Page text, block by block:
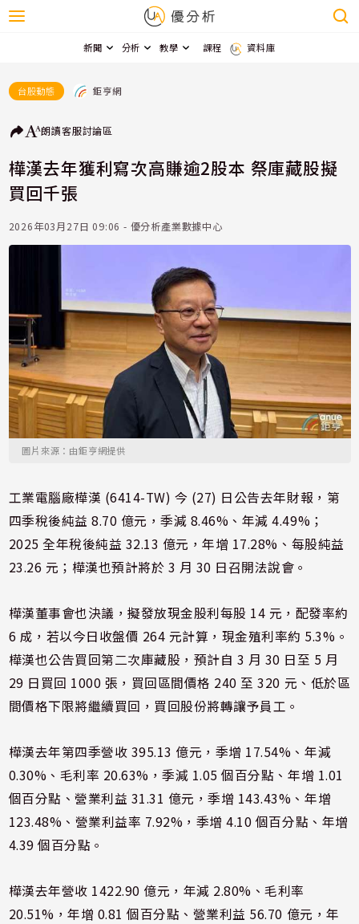
新聞 分析 教學 課程 資料庫
台股動態 鉅亨網
朗讀客服討論區
樺漢去年獲利寫次高賺逾2股本 祭庫藏股擬
買回千張
2026年03月27日 09:06 - 優分析產業數據中心
圖片來源：由鉅亨網提供
工業電腦廠樺漢 (6414-TW) 今 (27) 日公告去年財報，第
四季稅後純益 8.70 億元，季減 8.46%、年減 4.49%；
2025 全年稅後純益 32.13 億元，年增 17.28%、每股純益
23.26 元；樺漢也預計將於 3 月 30 日召開法說會。
樺漢董事會也決議，擬發放現金股利每股 14 元，配發率約
6 成，若以今日收盤價 264 元計算，現金殖利率約 5.3%。
樺漢也公告買回第二次庫藏股，預計自 3 月 30 日至 5 月
29 日買回 1000 張，買回區間價格 240 至 320 元、低於區
間價格下限將繼續買回，買回股份將轉讓予員工。
樺漢去年第四季營收 395.13 億元，季增 17.54%、年減
0.30%、毛利率 20.63%，季減 1.05 個百分點、年增 1.01
個百分點、營業利益 31.31 億元，季增 143.43%、年增
123.48%、營業利益率 7.92%，季增 4.10 個百分點、年增
4.39 個百分點。
樺漢去年營收 1422.90 億元，年減 2.80%、毛利率
20.51%，年增 0.81 個百分點、營業利益 56.70 億元，年